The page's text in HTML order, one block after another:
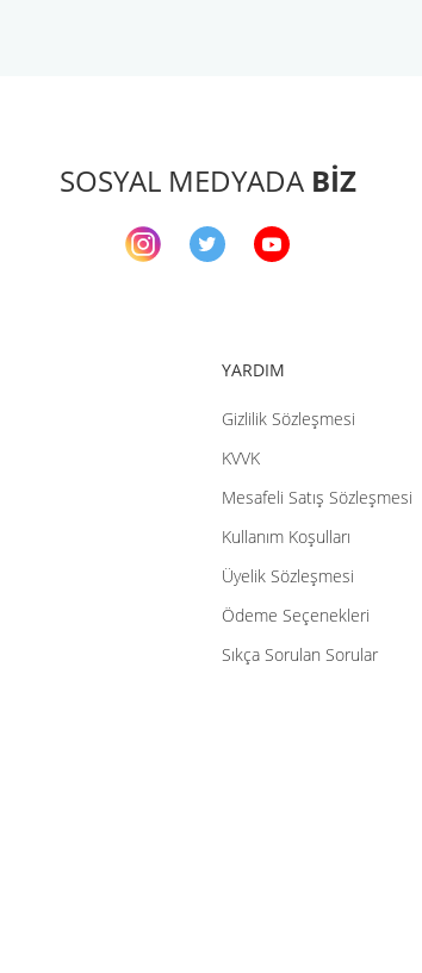
Gönder
SOSYAL MEDYADA BİZ
YARDIM
Gizlilik Sözleşmesi
KVVK
Mesafeli Satış Sözleşmesi
Kullanım Koşulları
Üyelik Sözleşmesi
Ödeme Seçenekleri
Sıkça Sorulan Sorular